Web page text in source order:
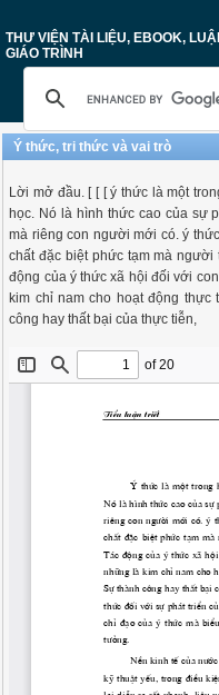
THƯ VIỆN TÀI LIỆU, EBOOK,
GIÁO TRÌNH
Ý thức, tri thức và vai trò
Lời mở đầu. [ [ [ ý thức là một
học. Nó là hình thức cao của sự
mà riêng con người mới có. ý
chất đặc biệt phức tạm mà
động của ý thức xã hội đối với
kim chỉ nam cho hoạt động
công hay thất bại của thực tiễn,